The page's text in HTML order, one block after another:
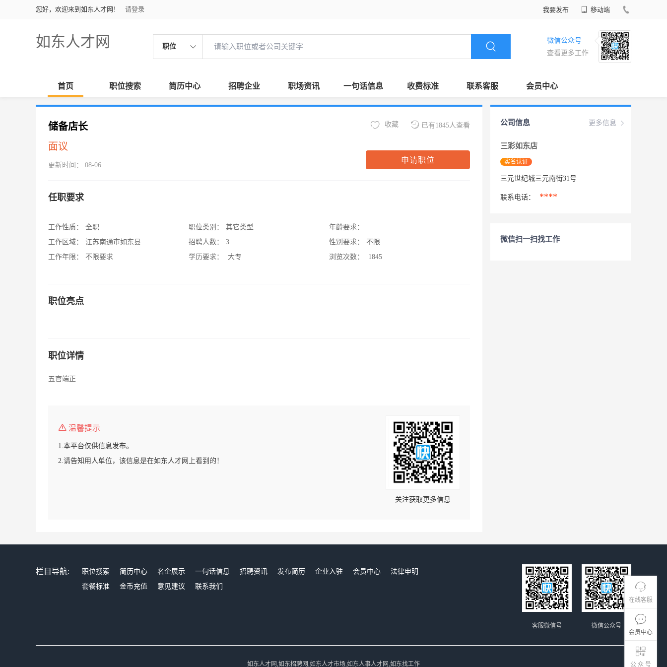
您好，欢迎来到如东人才网！ 请登录 我要发布 移动端
如东人才网 职位
微信公众号
查看更多工作
首页 职位搜索 简历中心 招聘企业 职场资讯 一句话信息 收费标准 联系客服 会员中心
在线客服
会员中心
公 众 号
储备店长
面议
更新时间： 08-06
已有1845人查看
收藏
申请职位
任职要求
工作性质：
全职
工作区域：
江苏南通市如东县
工作年限：
不限要求
职位类别：
其它类型
招聘人数：
3
学历要求：
大专
年龄要求：
性别要求：
不限
浏览次数：
1845
职位亮点
职位详情
五官端正
温馨提示
1.本平台仅供信息发布。
2.请告知用人单位，该信息是在如东人才网上看到的！
关注获取更多信息
更多信息
公司信息
三彩如东店
实名认证
三元世纪城三元南街31号
联系电话： ****
微信扫一扫找工作
栏目导航: 职位搜索 简历中心 名企展示 一句话信息 招聘资讯 发布简历 企业入驻 会员中心
法律申明
套餐标准
金币充值 意见建议 联系我们
微信公众号
客服微信号
如东人才网,如东招聘网,如东人才市场,如东人事人才网,如东找工作